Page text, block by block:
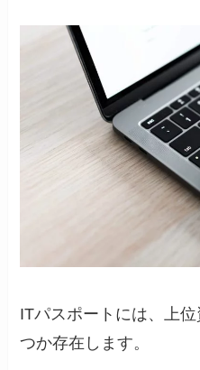
ITパスポートには、上
つか存在します。